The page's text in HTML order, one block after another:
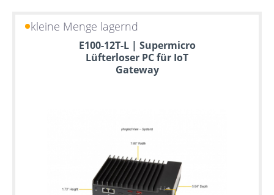
kleine Menge lagernd
E100-12T-L | Supermicro
Lüfterloser PC für IoT
Gateway